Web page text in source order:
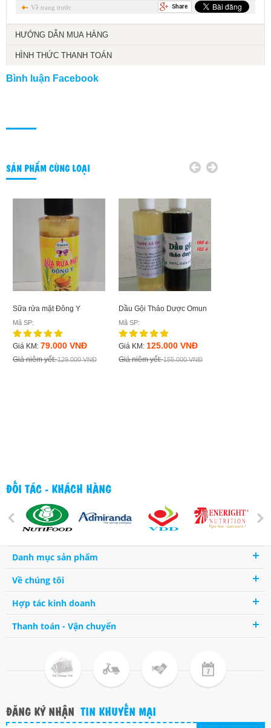
Về trang trước
HƯỚNG DẪN MUA HÀNG
HÌNH THỨC THANH TOÁN
Bình luận Facebook
SẢN PHẨM CÙNG LOẠI
Sữa rửa mặt Đông Y
Mã SP:
Giá KM: 79.000 VNĐ
Giá niêm yết:129.000 VNĐ
Dầu Gội Thảo Dược Omun
Mã SP:
Giá KM: 125.000 VNĐ
Giá niêm yết:155.000 VNĐ
ĐỐI TÁC - KHÁCH HÀNG
Danh mục sản phẩm
Về chúng tôi
Hợp tác kinh doanh
Thanh toán - Vận chuyển
ĐĂNG KÝ NHẬN TIN KHUYẾN MẠI